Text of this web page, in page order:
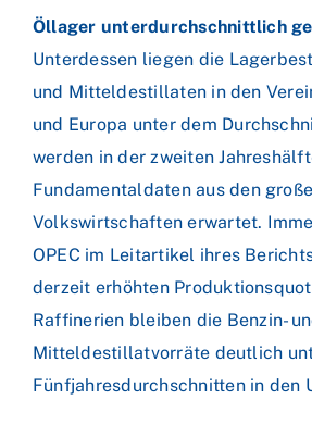
Öllager unterdurchschnittlich
Unterdessen liegen die
und Mitteldestillaten in den
und Europa unter dem
werden in der zweiten
Fundamentaldaten aus den
Volkswirtschaften erwartet.
OPEC im Leitartikel ihres
derzeit erhöhten
Raffinerien bleiben die Benzin-
Mitteldestillatvorräte deutlich
Fünfjahresdurchschnitten in den